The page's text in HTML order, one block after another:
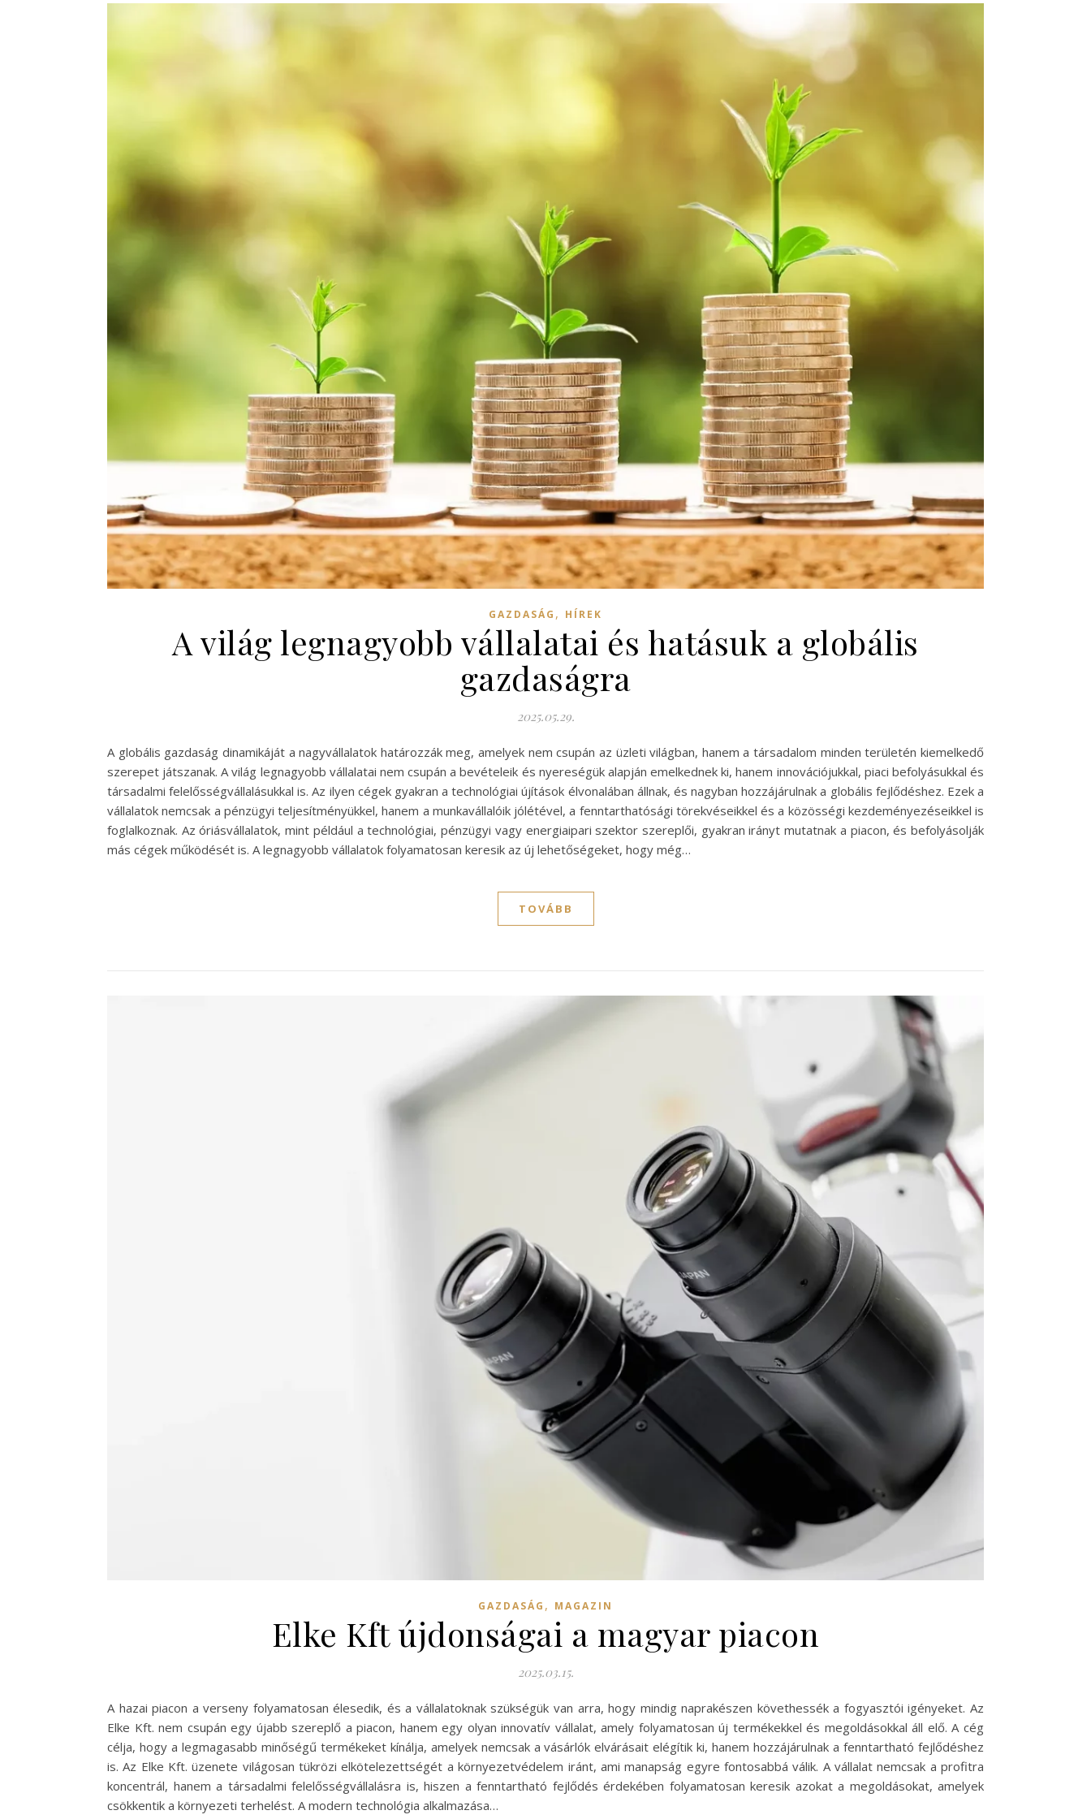
GAZDASÁG , HÍREK
A világ legnagyobb vállalatai és hatásuk a globális
gazdaságra
2025.05.29.
A globális gazdaság dinamikáját a nagyvállalatok határozzák meg, amelyek nem csupán az üzleti világban, hanem a társadalom minden területén kiemelkedő
szerepet játszanak. A világ legnagyobb vállalatai nem csupán a bevételeik és nyereségük alapján emelkednek ki, hanem innovációjukkal, piaci befolyásukkal és
társadalmi felelősségvállalásukkal is. Az ilyen cégek gyakran a technológiai újítások élvonalában állnak, és nagyban hozzájárulnak a globális fejlődéshez. Ezek a
vállalatok nemcsak a pénzügyi teljesítményükkel, hanem a munkavállalóik jólétével, a fenntarthatósági törekvéseikkel és a közösségi kezdeményezéseikkel is
foglalkoznak. Az óriásvállalatok, mint például a technológiai, pénzügyi vagy energiaipari szektor szereplői, gyakran irányt mutatnak a piacon, és befolyásolják
más cégek működését is. A legnagyobb vállalatok folyamatosan keresik az új lehetőségeket, hogy még…
TOVÁBB
GAZDASÁG , MAGAZIN
Elke Kft újdonságai a magyar piacon
2025.03.15.
A hazai piacon a verseny folyamatosan élesedik, és a vállalatoknak szükségük van arra, hogy mindig naprakészen követhessék a fogyasztói igényeket. Az
Elke Kft. nem csupán egy újabb szereplő a piacon, hanem egy olyan innovatív vállalat, amely folyamatosan új termékekkel és megoldásokkal áll elő. A cég
célja, hogy a legmagasabb minőségű termékeket kínálja, amelyek nemcsak a vásárlók elvárásait elégítik ki, hanem hozzájárulnak a fenntartható fejlődéshez
is. Az Elke Kft. üzenete világosan tükrözi elkötelezettségét a környezetvédelem iránt, ami manapság egyre fontosabbá válik. A vállalat nemcsak a profitra
koncentrál, hanem a társadalmi felelősségvállalásra is, hiszen a fenntartható fejlődés érdekében folyamatosan keresik azokat a megoldásokat, amelyek
csökkentik a környezeti terhelést. A modern technológia alkalmazása…